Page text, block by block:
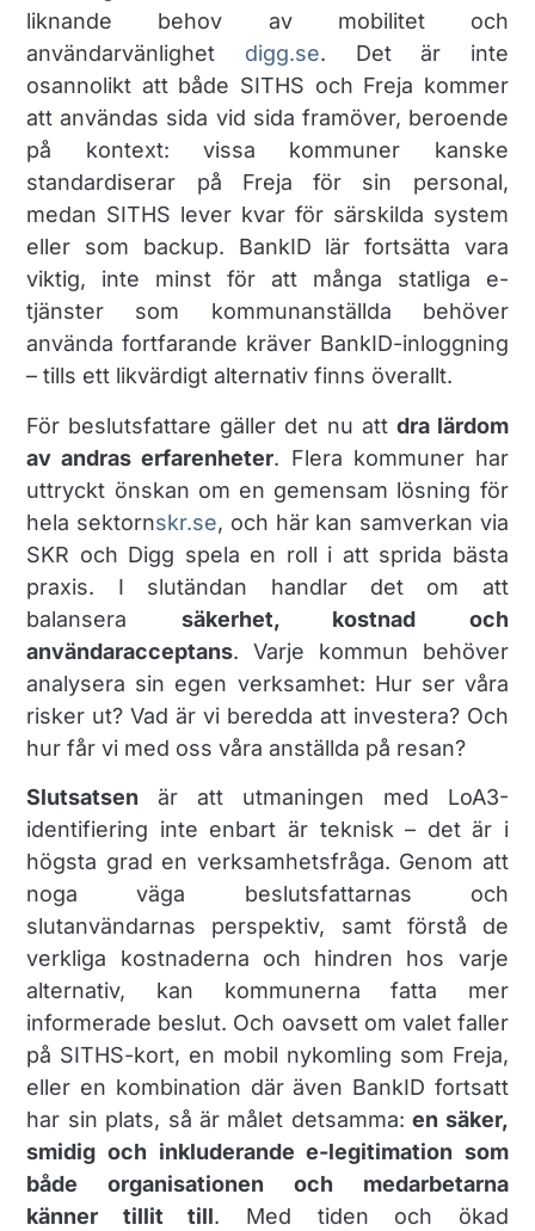
liknande behov av mobilitet och
användarvänlighet​ digg.se. Det är inte
osannolikt att både SITHS och Freja kommer
att användas sida vid sida framöver, beroende
på kontext: vissa kommuner kanske
standardiserar på Freja för sin personal,
medan SITHS lever kvar för särskilda system
eller som backup. BankID lär fortsätta vara
viktig, inte minst för att många statliga e-
tjänster som kommunanställda behöver
använda fortfarande kräver BankID-inloggning
– tills ett likvärdigt alternativ finns överallt.
För beslutsfattare gäller det nu att dra lärdom
av andras erfarenheter. Flera kommuner har
uttryckt önskan om en gemensam lösning för
hela sektorn​skr.se, och här kan samverkan via
SKR och Digg spela en roll i att sprida bästa
praxis. I slutändan handlar det om att
balansera säkerhet, kostnad och
användaracceptans. Varje kommun behöver
analysera sin egen verksamhet: Hur ser våra
risker ut? Vad är vi beredda att investera? Och
hur får vi med oss våra anställda på resan?
Slutsatsen är att utmaningen med LoA3-
identifiering inte enbart är teknisk – det är i
högsta grad en verksamhetsfråga. Genom att
noga väga beslutsfattarnas och
slutanvändarnas perspektiv, samt förstå de
verkliga kostnaderna och hindren hos varje
alternativ, kan kommunerna fatta mer
informerade beslut. Och oavsett om valet faller
på SITHS-kort, en mobil nykomling som Freja,
eller en kombination där även BankID fortsatt
har sin plats, så är målet detsamma:en säker,
smidig och inkluderande e-legitimation som
både organisationen och medarbetarna
känner tillit till. Med tiden och ökad